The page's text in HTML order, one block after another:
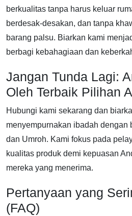
berkualitas tanpa harus keluar
berdesak-desakan, dan tanpa
barang palsu. Biarkan kami
berbagi kebahagiaan dan
Jangan Tunda Lagi:
Oleh Terbaik Pilihan
Hubungi kami sekarang dan
menyempurnakan ibadah dengan
dan Umroh. Kami fokus pada
kualitas produk demi kepuasan
mereka yang menerima.
Pertanyaan yang
(FAQ)